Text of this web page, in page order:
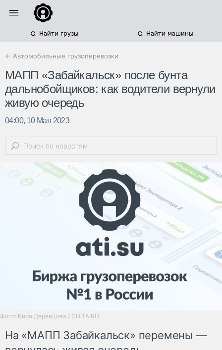
Найти грузы Найти машины
← Автомобильные грузоперевозки
МАПП «Забайкальск» после бунта
дальнобойщиков: как водители вернули
живую очередь
04:00, 10 Мая 2023
Фото: Кира Деревцова / CHITA.RU
На «МАПП Забайкальск» перемены —